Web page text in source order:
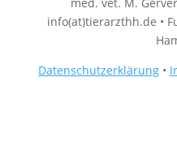
med. vet. M.
info(at)tierarzthh.de •
Datenschutzerklärung•